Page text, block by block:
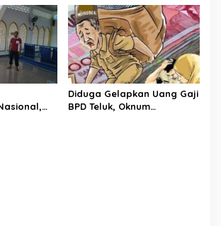
Diksar
IV
Investasi Karakter Anak
Bangsa
Diduga Gelapkan Uang Gaji
BPD Teluk, Oknum